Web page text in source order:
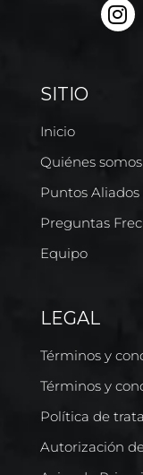
SITIO
Inicio
Quiénes somos
Puntos Aliados
Preguntas
Equipo
LEGAL
Términos y
Términos y
Política de
Autorización